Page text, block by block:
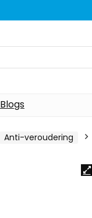
Blogs
Anti-veroudering